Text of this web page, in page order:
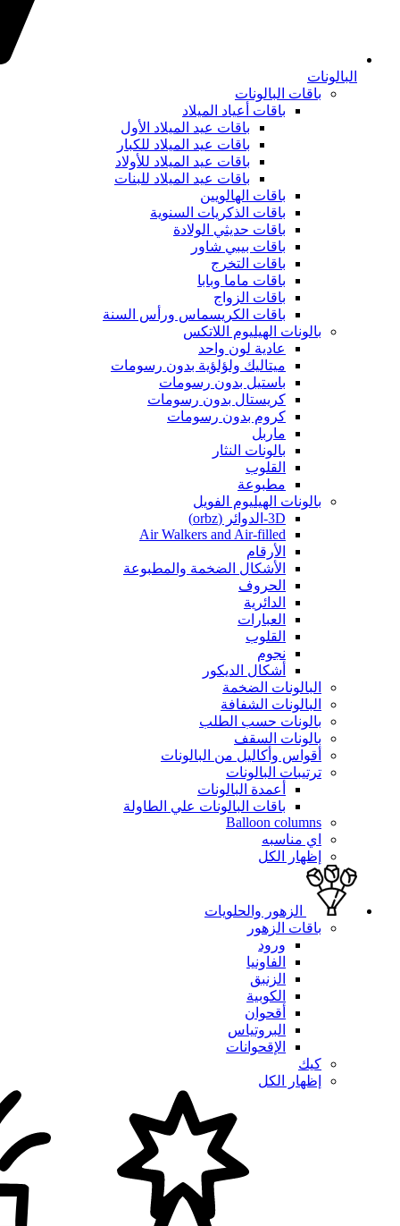
البالونات
باقات البالونات
باقات أعياد الميلاد
باقات عيد الميلاد الأول
باقات عيد الميلاد للكبار
باقات عيد الميلاد للأولاد
باقات عيد الميلاد للبنات
باقات الهالويين
باقات الذكريات السنوية
باقات حديثي الولادة
باقات بيبي شاور
باقات التخرج
باقات ماما وبابا
باقات الزواج
باقات الكريسماس ورأس السنة
بالونات الهيليوم اللاتكس
عادية لون واحد
ميتاليك ولؤلؤية بدون رسومات
باستيل بدون رسومات
كريستال بدون رسومات
كروم بدون رسومات
ماربل
بالونات النثار
القلوب
مطبوعة
بالونات الهيليوم الفويل
3D-الدوائر (orbz)
Air Walkers and Air-filled
الأرقام
الأشكال الضخمة والمطبوعة
الحروف
الدائرية
العبارات
القلوب
نجوم
أشكال الديكور
البالونات الضخمة
البالونات الشفافة
بالونات حسب الطلب
بالونات السقف
أقواس وأكاليل من البالونات
ترتيبات البالونات
أعمدة البالونات
باقات البالونات علي الطاولة
Balloon columns
اي مناسبه
إظهار الكل
الزهور والحلويات
باقات الزهور
ورود
الفاونيا
الزنبق
الكوبية
أقحوان
البروتياس
الإقحوانات
كيك
إظهار الكل